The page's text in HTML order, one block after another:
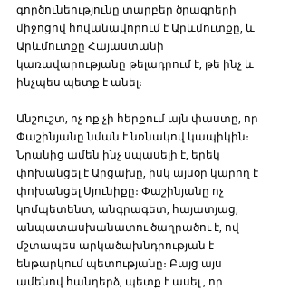
գործունեությունը տարբեր ծրագրերի
միջոցով հովանավորում է Արևմուտքը, և
Արևմուտքը Հայաստանի
կառավարությանը թելադրում է, թե ինչ և
ինչպես պետք է անել։
Անշուշտ, ոչ ոք չի հերքում այն փաստը, որ
Փաշինյանը նման է նռնակով կապիկին։
Նրանից ամեն ինչ սպասելի է, երեկ
փոխանցել է Արցախը, իսկ այսօր կարող է
փոխանցել Սյունիքը։ Փաշինյանը ոչ
կոմպետենտ, անգրագետ, հայատյաց,
անպատասխանատու ծաղրածու է, ով
մշտապես արկածախնդրության է
ենթարկում պետությանը։ Բայց այս
ամենով հանդերձ, պետք է ասել , որ